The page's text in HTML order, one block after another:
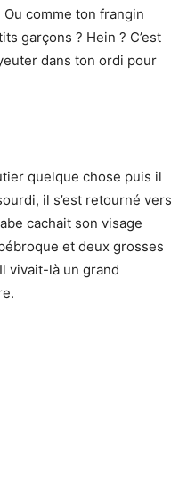
Ou comme ton frangin
garçons ? Hein ? C’est
dans ton ordi pour
quelque chose puis il
il s’est retourné vers
cachait son visage
et deux grosses
vivait-là un grand